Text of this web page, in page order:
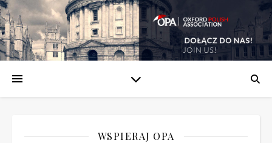
WSPIERAJ OPA